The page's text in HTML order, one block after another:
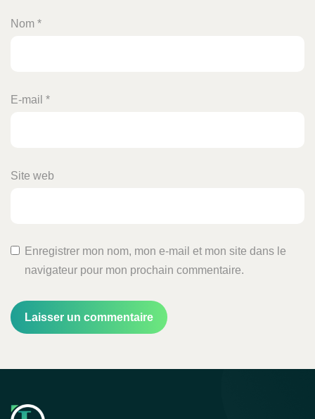
Nom *
E-mail *
Site web
Enregistrer mon nom, mon e-mail et mon site dans le
navigateur pour mon prochain commentaire.